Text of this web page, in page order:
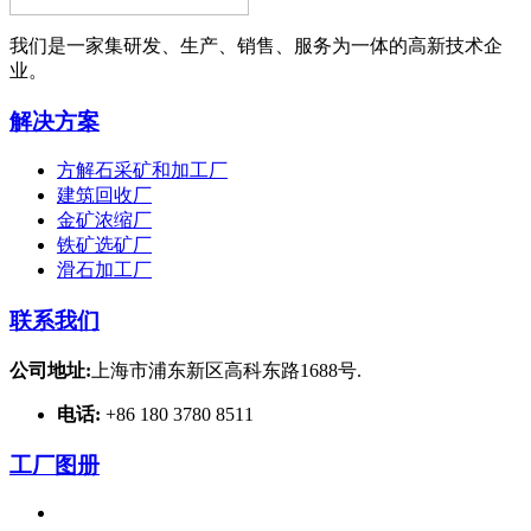
我们是一家集研发、生产、销售、服务为一体的高新技术企
业。
解决方案
方解石采矿和加工厂
建筑回收厂
金矿浓缩厂
铁矿选矿厂
滑石加工厂
联系我们
公司地址: 上海市浦东新区高科东路1688号.
电话: +86 180 3780 8511
工厂图册